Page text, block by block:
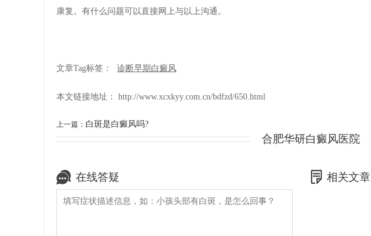
康复。有什么问题可以直接网上与以上沟通。
文章Tag标签： 诊断早期白癜风
本文链接地址： http://www.xcxkyy.com.cn/bdfzd/650.html
上一篇： 白斑是白癜风吗?
合肥华研白癜风医院
在线答疑 相关文章